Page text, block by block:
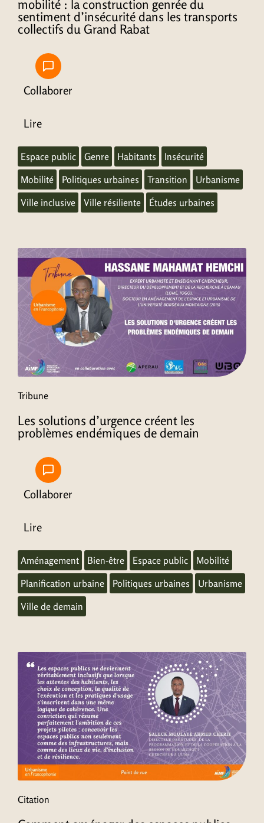
mobilité : la construction genrée du
sentiment d’insécurité dans les transports
collectifs du Grand Rabat
Collaborer
Lire
Espace public Genre Habitants
Insécurité
Mobilité
Politiques urbaines Transition
Urbanisme
Ville inclusive
Ville résiliente Études urbaines
Tribune
Les solutions d’urgence créent les
problèmes endémiques de demain
Collaborer
Lire
Aménagement Bien-être Espace public
Mobilité
Planification urbaine
Politiques urbaines
Urbanisme
Ville de demain
Citation